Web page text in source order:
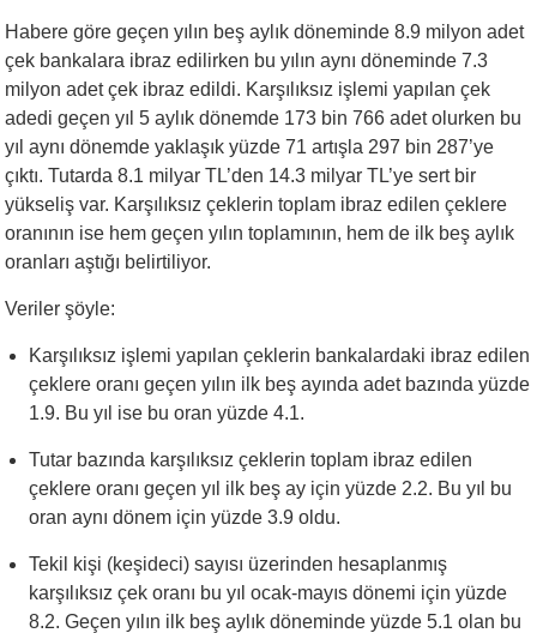
Habere göre geçen yılın beş aylık döneminde 8.9 milyon adet
çek bankalara ibraz edilirken bu yılın aynı döneminde 7.3
milyon adet çek ibraz edildi. Karşılıksız işlemi yapılan çek
adedi geçen yıl 5 aylık dönemde 173 bin 766 adet olurken bu
yıl aynı dönemde yaklaşık yüzde 71 artışla 297 bin 287’ye
çıktı. Tutarda 8.1 milyar TL’den 14.3 milyar TL’ye sert bir
yükseliş var. Karşılıksız çeklerin toplam ibraz edilen çeklere
oranının ise hem geçen yılın toplamının, hem de ilk beş aylık
oranları aştığı belirtiliyor.
Veriler şöyle:
Karşılıksız işlemi yapılan çeklerin bankalardaki ibraz edilen
çeklere oranı geçen yılın ilk beş ayında adet bazında yüzde
1.9. Bu yıl ise bu oran yüzde 4.1.
Tutar bazında karşılıksız çeklerin toplam ibraz edilen
çeklere oranı geçen yıl ilk beş ay için yüzde 2.2. Bu yıl bu
oran aynı dönem için yüzde 3.9 oldu.
Tekil kişi (keşideci) sayısı üzerinden hesaplanmış
karşılıksız çek oranı bu yıl ocak-mayıs dönemi için yüzde
8.2. Geçen yılın ilk beş aylık döneminde yüzde 5.1 olan bu